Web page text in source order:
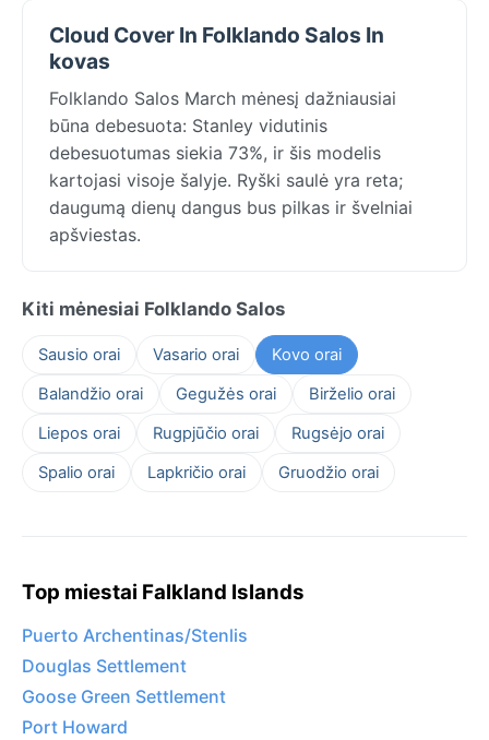
Cloud Cover In Folklando Salos In
kovas
Folklando Salos March mėnesį dažniausiai
būna debesuota: Stanley vidutinis
debesuotumas siekia 73%, ir šis modelis
kartojasi visoje šalyje. Ryški saulė yra reta;
daugumą dienų dangus bus pilkas ir švelniai
apšviestas.
Kiti mėnesiai Folklando Salos
Sausio orai Vasario orai
Kovo orai
Balandžio orai
Gegužės orai
Birželio orai
Liepos orai
Rugpjūčio orai
Rugsėjo orai
Spalio orai
Lapkričio orai Gruodžio orai
Top miestai Falkland Islands
Puerto Archentinas/Stenlis
Douglas Settlement
Goose Green Settlement
Port Howard